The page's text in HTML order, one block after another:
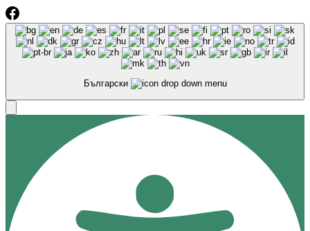
Български